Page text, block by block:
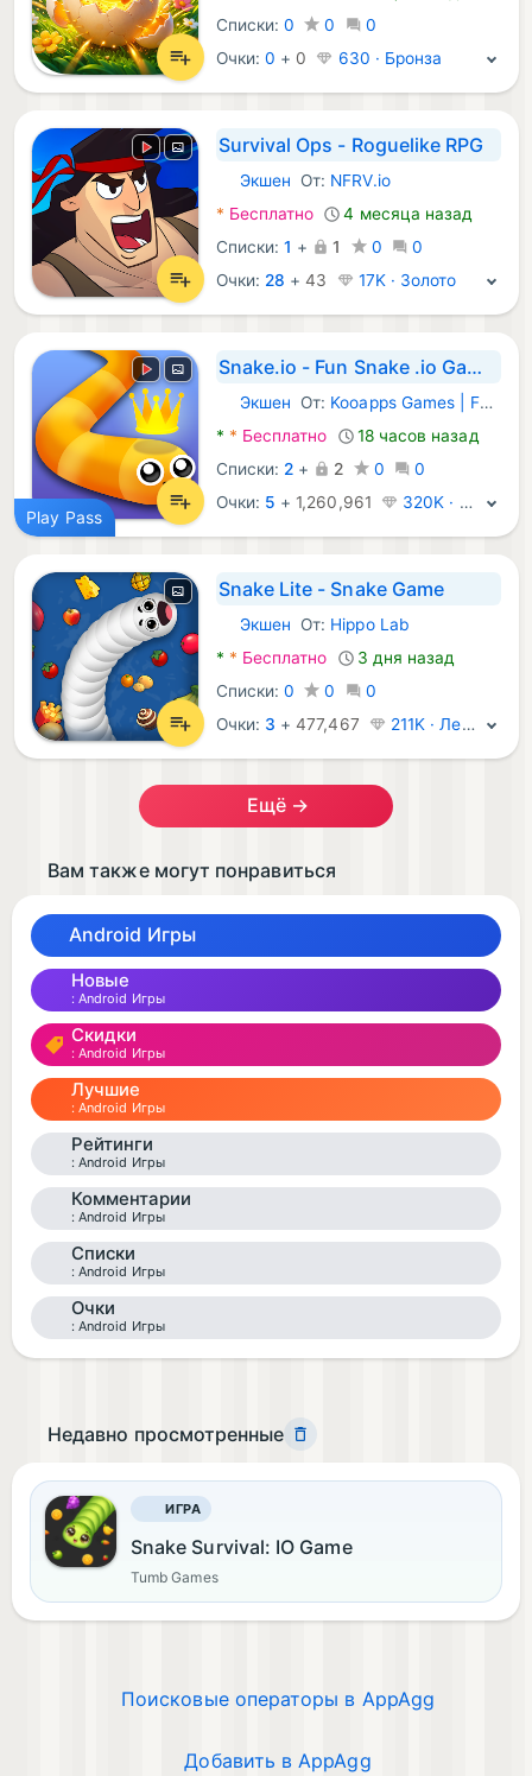
Списки:0 0
0
Очки: 0 + 0 630 · Бронза
Survival Ops - Roguelike RPG
Android Игры:
Экшен От: NFRV.io
* Бесплатно
4 месяца назад
Списки:1 + 1 0
0
Очки: 28 +43 17K · Золото
Play Pass
Snake.io - Fun Snake .io Games
Android Игры:
Экшен От: Kooapps Games | Fun Arcade and Casual Action Games
* * Бесплатно
18 часов назад
Списки: 2 + 2 0
0
Очки: 5 + 1,260,961 320K · Легенда
Snake Lite - Snake Game
Android Игры:
Экшен От: Hippo Lab
* * Бесплатно
3 дня назад
Списки:0 0
0
Очки: 3 +477,467 211K · Легенда
Ещё →
Вам также могут понравиться
Android Игры
Новые
Android Игры
Скидки
Android Игры
Лучшие
Android Игры
Рейтинги
Android Игры
Комментарии
Android Игры
Списки
Android Игры
Очки
Android Игры
Недавно просмотренные
ИГРА
Snake Survival: IO Game
Tumb Games
Поисковые операторы в AppAgg
Добавить в AppAgg